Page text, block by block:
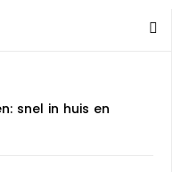
snel in huis en